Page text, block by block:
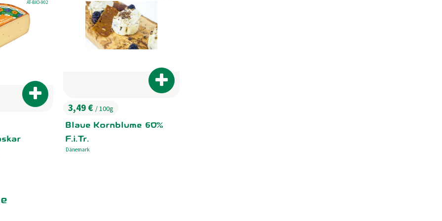
Produkt zum Warenkorb hinzufügen
, Kontrollstelle:
AT-BIO-902
, Preis:
3,49 € / 100g
Blaue Kornblume 60%
F.i.Tr.
, Herkunft:
Dänemark
Produkt zum Warenkorb hinzufügen